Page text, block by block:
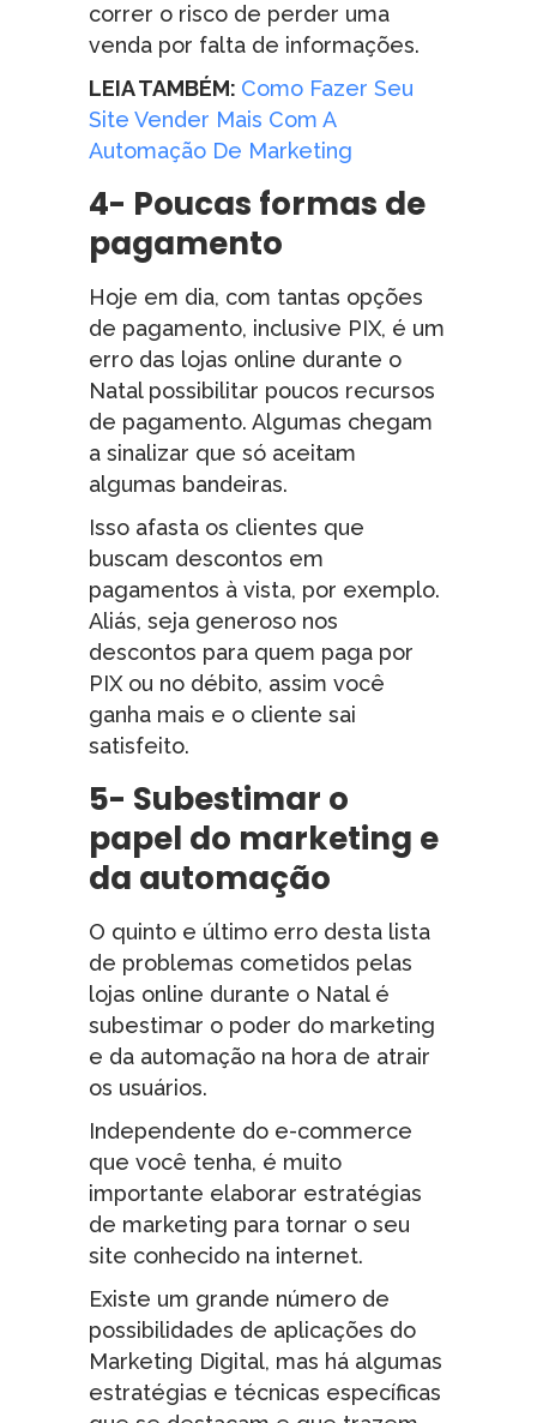
correr o risco de perder uma
venda por falta de informações.
LEIA TAMBÉM: Como Fazer Seu
Site Vender Mais Com A
Automação De Marketing
4- Poucas formas de
pagamento
Hoje em dia, com tantas opções
de pagamento, inclusive PIX, é um
erro das lojas online durante o
Natal possibilitar poucos recursos
de pagamento. Algumas chegam
a sinalizar que só aceitam
algumas bandeiras.
Isso afasta os clientes que
buscam descontos em
pagamentos à vista, por exemplo.
Aliás, seja generoso nos
descontos para quem paga por
PIX ou no débito, assim você
ganha mais e o cliente sai
satisfeito.
5- Subestimar o
papel do marketing e
da automação
O quinto e último erro desta lista
de problemas cometidos pelas
lojas online durante o Natal é
subestimar o poder do marketing
e da automação na hora de atrair
os usuários.
Independente do e-commerce
que você tenha, é muito
importante elaborar estratégias
de marketing para tornar o seu
site conhecido na internet.
Existe um grande número de
possibilidades de aplicações do
Marketing Digital, mas há algumas
estratégias e técnicas específicas